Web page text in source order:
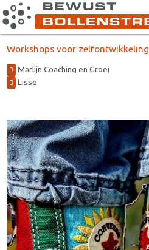
Workshops voor zelfontwikkeling
Marlijn Coaching en Groei
Lisse